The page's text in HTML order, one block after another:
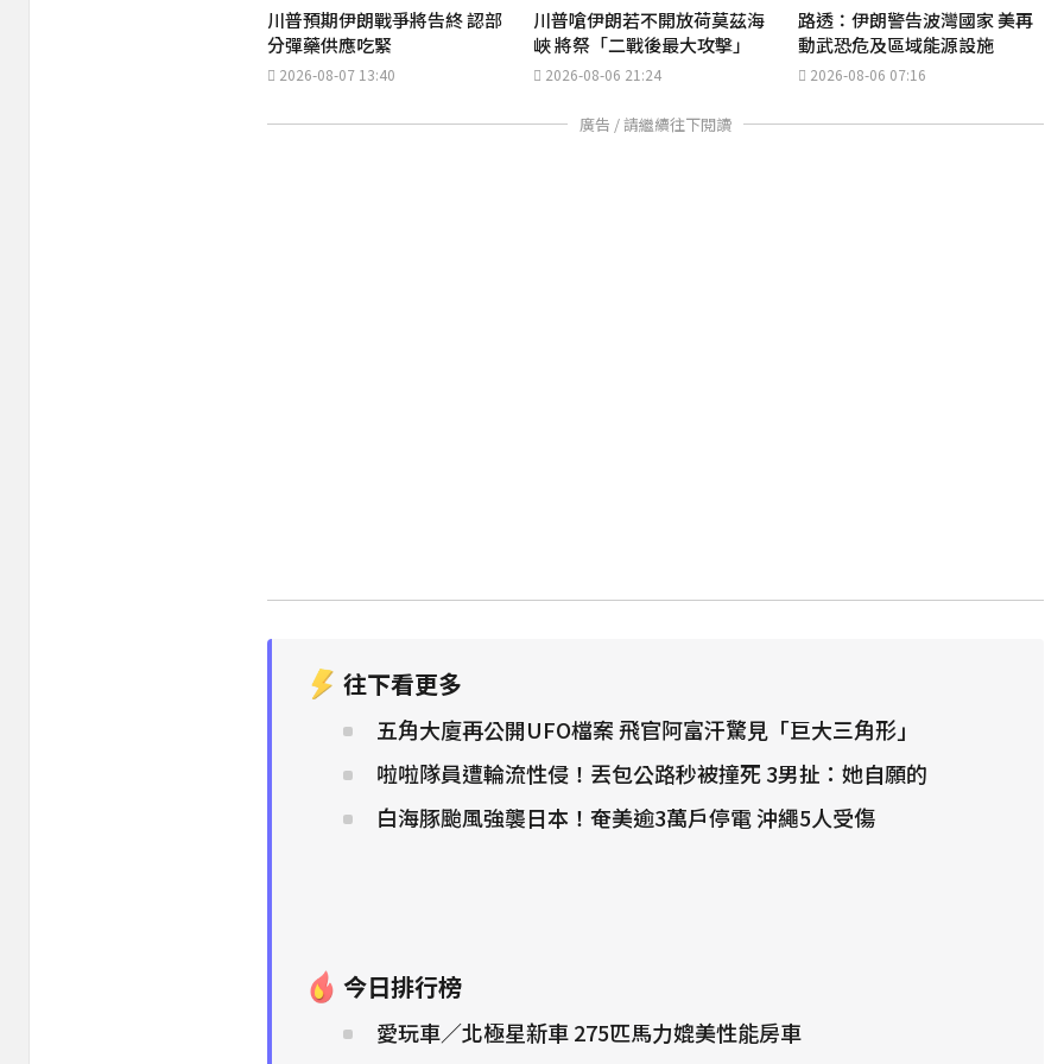
川普預期伊朗戰爭將告終 認部
分彈藥供應吃緊
2026-08-07 13:40
川普嗆伊朗若不開放荷莫茲海
峽 將祭「二戰後最大攻擊」
2026-08-06 21:24
路透：伊朗警告波灣國家 美再
動武恐危及區域能源設施
2026-08-06 07:16
廣告 / 請繼續往下閱讀
往下看更多
五角大廈再公開UFO檔案 飛官阿富汗驚見「巨大三角形」
啦啦隊員遭輪流性侵！丟包公路秒被撞死 3男扯：她自願的
白海豚颱風強襲日本！奄美逾3萬戶停電 沖繩5人受傷
今日排行榜
愛玩車／北極星新車 275匹馬力媲美性能房車